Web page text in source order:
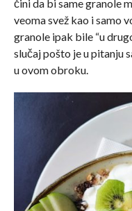
čini da bi same granole
veoma svež kao i samo
granole ipak bile “u
slučaj pošto je u pitanju
u ovom obroku.